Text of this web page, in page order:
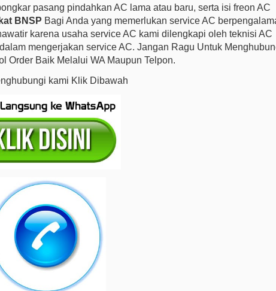
pasang pindahkan AC lama atau baru, serta isi freon AC
BNSP Bagi Anda yang memerlukan service AC
karena usaha service AC kami dilengkapi oleh teknisi AC
mengerjakan service AC. Jangan Ragu Untuk
Order Baik Melalui WA Maupun Telpon.
kami Klik Dibawah